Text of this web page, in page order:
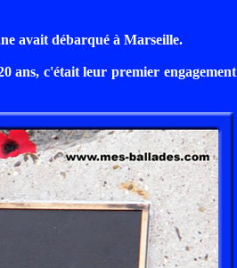
avait débarqué à Marseille.
ans, c'était leur premier engagement